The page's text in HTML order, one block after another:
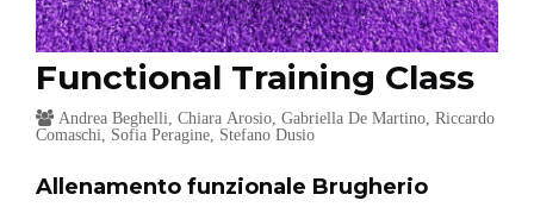
Functional Training Class
Andrea Beghelli, Chiara Arosio, Gabriella De Martino, Riccardo
Comaschi, Sofia Peragine, Stefano Dusio
Allenamento funzionale Brugherio